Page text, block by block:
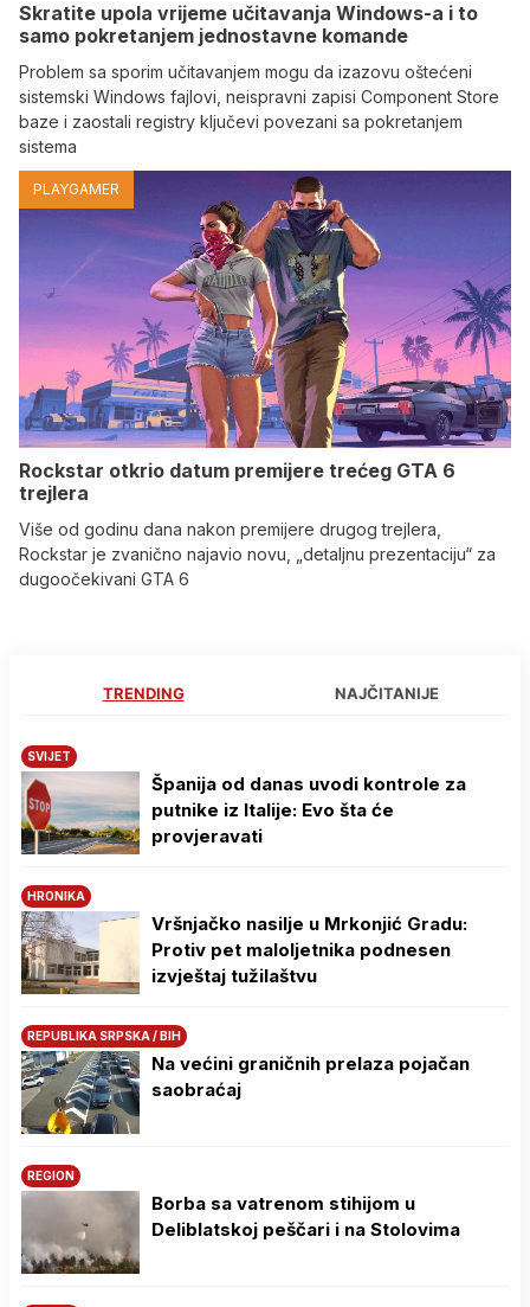
Skratite upola vrijeme učitavanja Windows-a i to
samo pokretanjem jednostavne komande
Problem sa sporim učitavanjem mogu da izazovu oštećeni
sistemski Windows fajlovi, neispravni zapisi Component Store
baze i zaostali registry ključevi povezani sa pokretanjem
sistema
PLAYGAMER
Rockstar otkrio datum premijere trećeg GTA 6
trejlera
Više od godinu dana nakon premijere drugog trejlera,
Rockstar je zvanično najavio novu, „detaljnu prezentaciju“ za
dugoočekivani GTA 6
TRENDING NAJČITANIJE
SVIJET
Španija od danas uvodi kontrole za
putnike iz Italije: Evo šta će
provjeravati
HRONIKA
Vršnjačko nasilje u Mrkonjić Gradu:
Protiv pet maloljetnika podnesen
izvještaj tužilaštvu
REPUBLIKA SRPSKA / BIH
Na većini graničnih prelaza pojačan
saobraćaj
REGION
Borba sa vatrenom stihijom u
Deliblatskoj peščari i na Stolovima